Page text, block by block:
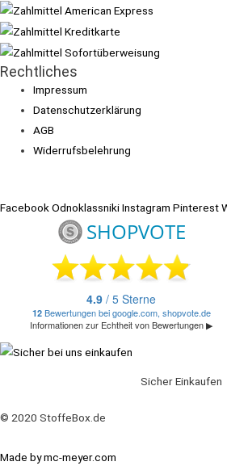
Rechtliches
Impressum
Datenschutzerklärung
AGB
Widerrufsbelehrung
FacebookOdnoklassnikiInstagram Pinterest
Sicher Einkaufen
© 2020 StoffeBox.de
Made by mc-meyer.com